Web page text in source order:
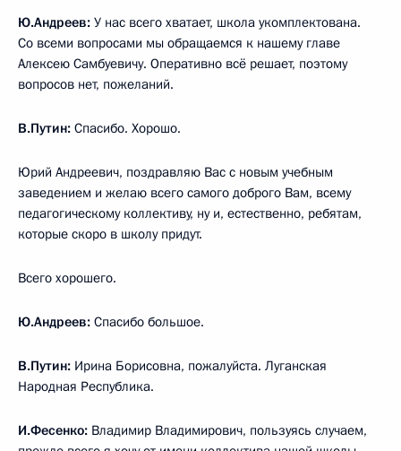
Ю.Андреев: У нас всего хватает, школа укомплектована.
Со всеми вопросами мы обращаемся к нашему главе
Алексею Самбуевичу. Оперативно всё решает, поэтому
вопросов нет, пожеланий.
В.Путин: Спасибо. Хорошо.
Юрий Андреевич, поздравляю Вас с новым учебным
заведением и желаю всего самого доброго Вам, всему
педагогическому коллективу, ну и, естественно, ребятам,
которые скоро в школу придут.
Всего хорошего.
Ю.Андреев: Спасибо большое.
В.Путин: Ирина Борисовна, пожалуйста. Луганская
Народная Республика.
И.Фесенко: Владимир Владимирович, пользуясь случаем,